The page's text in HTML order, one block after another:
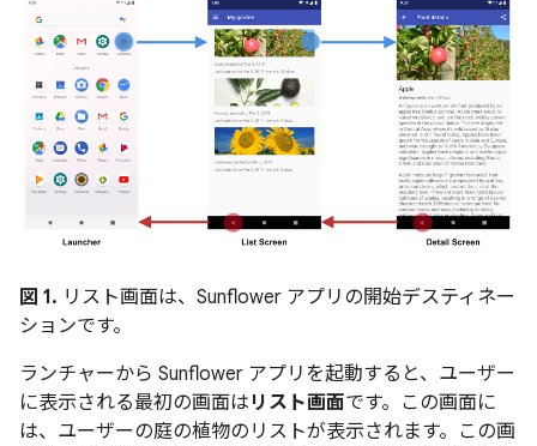
図 1. リスト画面は、Sunflower アプリの開始デスティネー
ションです。
ランチャーから Sunflower アプリを起動すると、ユーザー
に表示される最初の画面は リスト画面です。この画面に
は、ユーザーの庭の植物のリストが表示されます。この画